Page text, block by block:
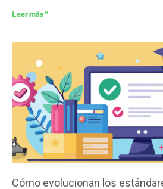
Leer más "
Cómo evolucionan los